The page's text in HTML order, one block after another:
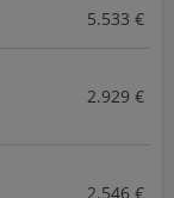
5.533 €
2.929 €
2.546 €